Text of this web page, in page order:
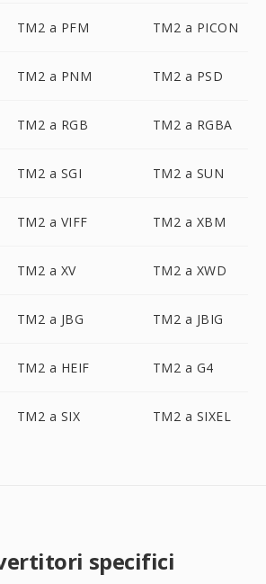
TM2 a PFM TM2 a PICON
TM2 a PNM TM2 a PSD
TM2 a RGB TM2 a RGBA
TM2 a SGI TM2 a SUN
TM2 a VIFF TM2 a XBM
TM2 a XV TM2 a XWD
TM2 a JBG TM2 a JBIG
TM2 a HEIF TM2 a G4
TM2 a SIX TM2 a SIXEL
specifici